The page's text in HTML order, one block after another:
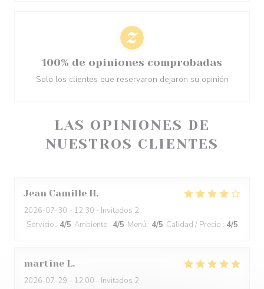
LAS OPINIONES DE
NUESTROS CLIENTES
Jean Camille H
2026-07-30 - 12:30 - Invitados 2
Servicio : 4/5 Ambiente : 4/5 Menú : 4/5 Calidad / Precio : 4/5
martine L
2026-07-29 - 12:00 - Invitados 2
100% de opiniones comprobadas
Solo los clientes que reservaron dejaron su opinión